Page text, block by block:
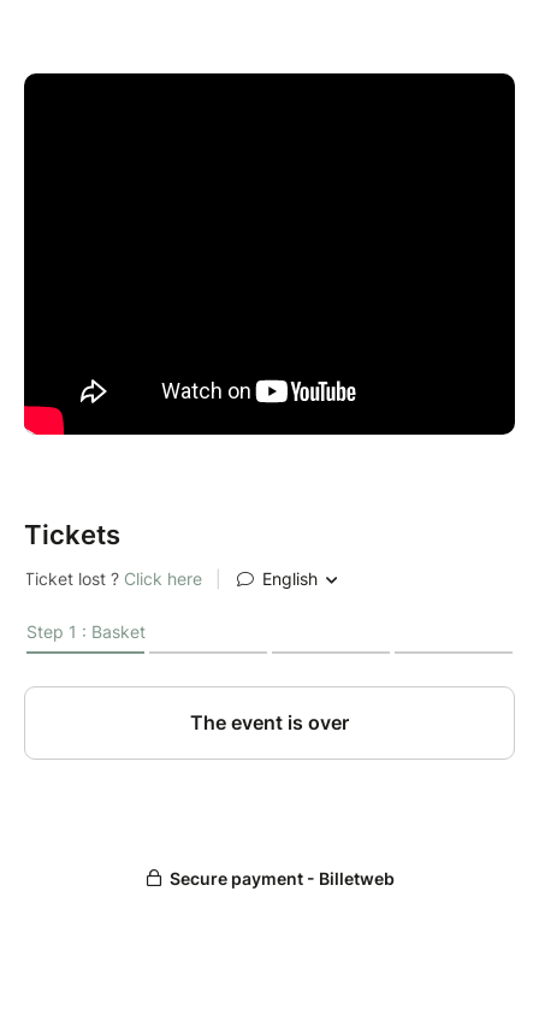
percussions viendront présenter un bout du
Production : HANATSUmiroir.
Tickets